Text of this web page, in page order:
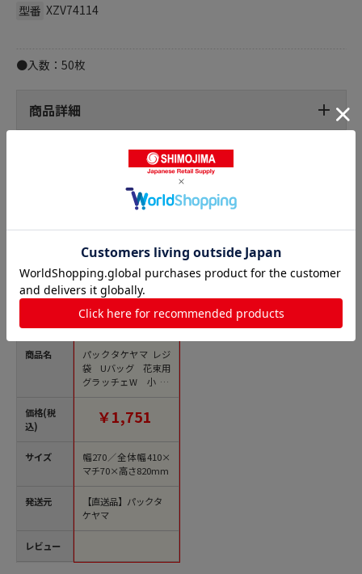
型番 XZV74114
●入数：50枚
商品詳細
フラワーハンド 花束用の人気商品との比較
商品名
価格(税
込)
サイズ
発送元
レビュー
パックタケヤマ レジ
袋 Uバッグ 花束用
グラッチェW 小 XZ
V74114 50枚/袋（ご
送品】￥1,751
幅270／全体幅410×
マチ70×高さ820mm
【直送品】パックタ
ケヤマ